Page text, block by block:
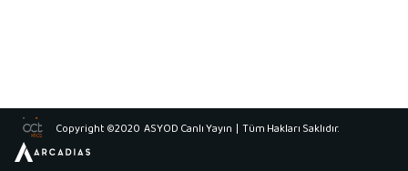
Copyright ©2020 ASYOD Canlı Yayın | Tüm Hakları Saklıdır.